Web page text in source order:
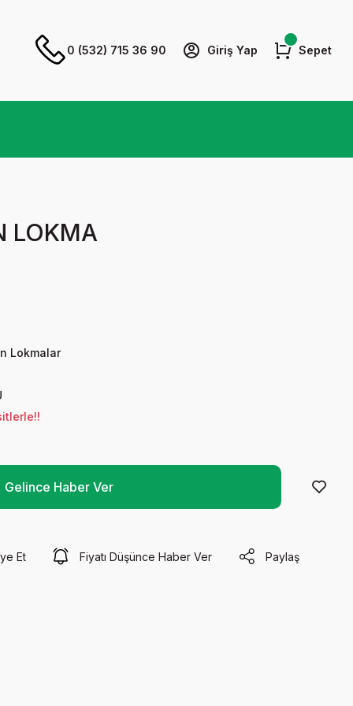
0 (532) 715 36 90 Giriş Yap Sepet
LOKMA
Lokmalar
Gelince Haber Ver
Et Fiyatı Düşünce Haber Ver Paylaş